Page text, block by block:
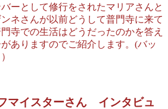
ーとして修行をされたマリアさんと
ネさんが以前どうして普門寺に来て
寺での生活はどうだったのかを答え
ありますのでご紹介します。(バッ
マイスターさん インタビュ